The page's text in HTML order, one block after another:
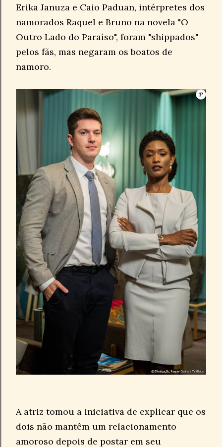
Erika Januza e Caio Paduan, intérpretes dos
namorados Raquel e Bruno na novela "O
Outro Lado do Paraíso", foram "shippados"
pelos fãs, mas negaram os boatos de
namoro.
A atriz tomou a iniciativa de explicar que os
dois não mantêm um relacionamento
amoroso depois de postar em seu